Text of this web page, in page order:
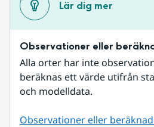
Lär dig mer
Observationer eller
Alla orter har inte
beräknas ett värde utifrån
och modelldata.
Observationer eller